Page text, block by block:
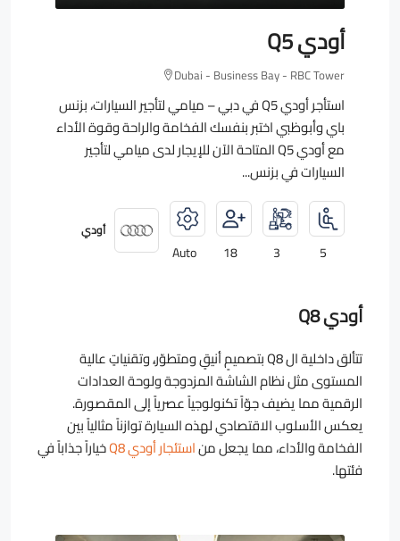
أودي Q5
Dubai - Business Bay - RBC Tower
استأجر أودي Q5 في دبي – ميامي لتأجير السيارات، بزنس
باي وأبوظبي اختبر بنفسك الفخامة والراحة وقوة الأداء
مع أودي Q5 المتاحة الآن للإيجار لدى ميامي لتأجير
السيارات في بزنس...
5
3
18
Auto
أودي
أودي Q8
تتألق داخلية ال Q8 بتصميمٍ أنيقٍ ومتطوّر،ٍ وتقنياتٍ عالية
المستوى مثل نظام الشاشة المزدوجة ولوحة العدادات
الرقمية مما يضيف جوّاً تكنولوجياً عصرياً إلى المقصورة.
يعكس الأسلوب الاقتصادي لهذه السيارة توازناً مثالياً بين
الفخامة والأداء، مما يجعل مناستئجار أودي Q8
خياراً جذاباً في
فئتها.